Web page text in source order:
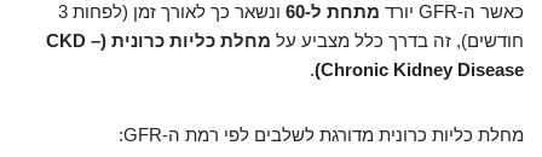
כאשר ה-GFR יורד מתחת ל-60
ונשאר כך לאורך זמן (לפחות 3
חודשים), זה בדרך כלל מצביע על
מחלת כליות כרונית (CKD –
Chronic Kidney Disease)
.
מחלת כליות כרונית מדורגת לשלבים לפי רמת ה-GFR: